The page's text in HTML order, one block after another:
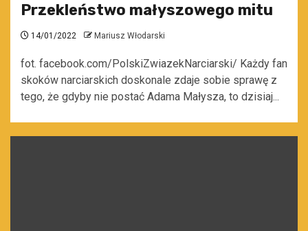
Przekleństwo małyszowego mitu
14/01/2022 Mariusz Włodarski
fot. facebook.com/PolskiZwiazekNarciarski/ Każdy fan
skoków narciarskich doskonale zdaje sobie sprawę z
tego, że gdyby nie postać Adama Małysza, to dzisiaj...